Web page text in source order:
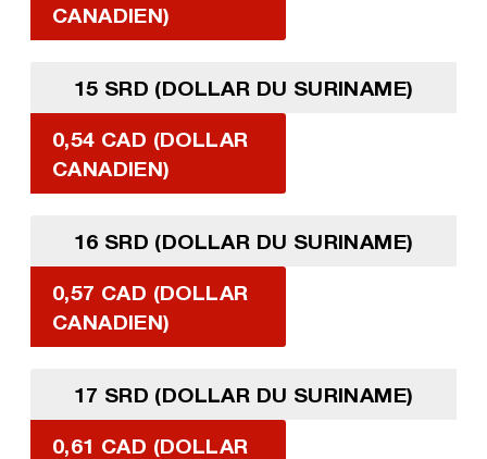
CANADIEN)
15 SRD (DOLLAR DU SURINAME)
0,54 CAD (DOLLAR
CANADIEN)
16 SRD (DOLLAR DU SURINAME)
0,57 CAD (DOLLAR
CANADIEN)
17 SRD (DOLLAR DU SURINAME)
0,61 CAD (DOLLAR